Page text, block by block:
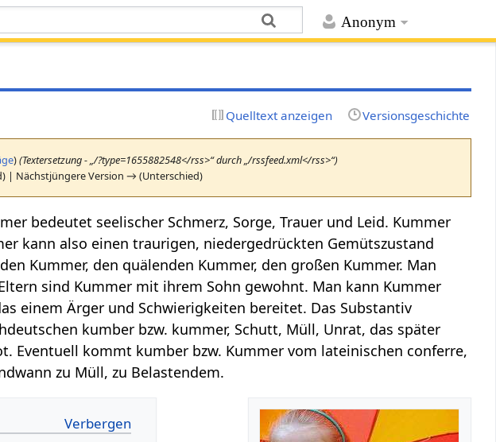
Anonym
Quelltext anzeigen Versionsgeschichte
)(Textersetzung - „/?type=1655882548</rss>“ durch „/rssfeed.xml</rss>“)
| Nächstjüngere Version → (Unterschied)
bedeutet seelischer Schmerz, Sorge, Trauer und Leid. Kummer
kann also einen traurigen, niedergedrückten Gemütszustand
Kummer, den quälenden Kummer, den großen Kummer. Man
sind Kummer mit ihrem Sohn gewohnt. Man kann Kummer
einem Ärger und Schwierigkeiten bereitet. Das Substantiv
kumber bzw. kummer, Schutt, Müll, Unrat, das später
Eventuell kommt kumber bzw. Kummer vom lateinischen conferre,
zu Müll, zu Belastendem.